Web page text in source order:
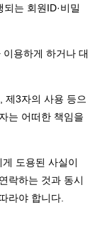
는 회원ID·비밀
용하게 하거나 대
제3자의 사용 등으
는 어떠한 책임을
도용된 사실이
락하는 것과 동시
라야 합니다.